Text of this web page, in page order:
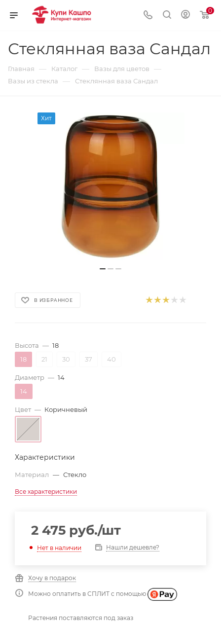
0
Стеклянная ваза Сандал
Главная — Каталог — Вазы для цветов —
Вазы из стекла — Стеклянная ваза Сандал
Хит
В ИЗБРАННОЕ
Высота — 18
18
21 30 37 40
Диаметр — 14
14
Цвет — Коричневый
Характеристики
Материал — Стекло
Все характеристики
2 475 руб./шт
Нет в наличии Нашли дешевле?
Хочу в подарок
Можно оплатить в СПЛИТ с помощью
Растения поставляются под заказ